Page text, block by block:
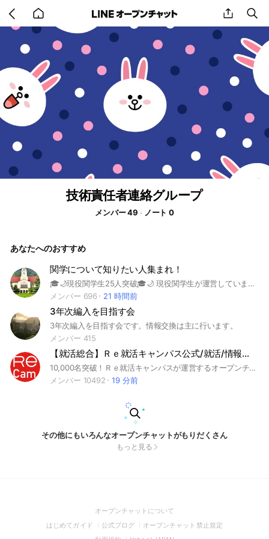
back
to
home
share
技術責任者連絡グループ
メンバー 49 ノート 0
あなたへのおすすめ
関学について知りたい人集まれ！
🎓🌙現役関学生25人突破🎓🌙 現役関学生が運営しています！ 少しでも関学に興味がある人！ 入試や勉強、学部、単位など聞きたいことがあれば気軽に聞いてください👥 ⚠️質問する際は最低限のマナーを守ってください。又、関学志望者同士での雑談はご遠慮ください。宣伝禁止⚠️ #関学 # 関西学院大学 #関関同立 #大学受験 #受験 #受験生 #一般受験 #AO入試 #指定校推薦 #総合選抜入試 #浪人生 #英語 #数学 #物理 #化学 #日本史 #世界史 #地理 #国語 #文系 #理系 #高校 #大学 #関西 #大学入試 #上ヶ原キャンパス #西宮 #神学部 #文学部 #社会学部 #法学部 #経済学部 #商学部 #人間福祉学部 #国際学部 #教育学部 #総合政策学部 #理学部 #工学部 #生命環境学部 #建築学部 #理工学部
メンバー 696
21 時間前
3年次編入を目指す会
3年次編入を目指す会です。情報交換は主に行います。
メンバー 415
【就活総合】Ｒｅ就活キャンパス公式/就活/情報交換/就活相談/27卒/28卒/29卒/30卒/
10,000名突破！Ｒｅ就活キャンパスが運営するオープンチャット！就活のプロが直接質問に回答！学生同士での情報交換を積極的に！ #学情 #Ｒｅ就活キャンパス #27卒 #28卒 #29卒 #30卒 #就活 #就職活動 #就活準備 #インターンシップ #オープンカンパニー #ES #エントリーシート#面接#GD #グループディスカッション #相談 #情報交換 #大手 #大手企業 #ホワイト企業 #商社 #食品 #IT #メーカー #金融 #不動産 #サービス #福祉 #理系 #文系 #業界 #適職 #キャリアセンター #大学 #選考 #選考対策 #1年生 #2年生 #3年生 #4年生 #合同企業説明会 #学内合説 #適職 #自分に合った企業 #フェルミ推定 #内定 #辞退
メンバー 10492
19 分前
その他にもいろんなオープンチャットがもりだくさん
もっと見る
オープンチャットについて
in
はじめてガイド
(Open
in
公式ブログ
(Open
in
オープンチャット禁止規定(Open